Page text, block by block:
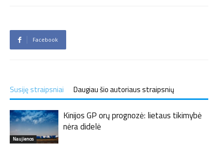
Facebook
Susiję straipsniai Daugiau šio autoriaus straipsnių
Naujienos
Kinijos GP orų prognozė: lietaus tikimybė
nėra didelė